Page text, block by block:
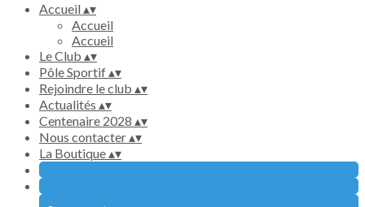
Accueil▴▾
Accueil
Accueil
Le Club ▴▾
Pôle Sportif▴▾
Rejoindre le club ▴▾
Actualités ▴▾
Centenaire 2028 ▴▾
Nous contacter▴▾
La Boutique▴▾